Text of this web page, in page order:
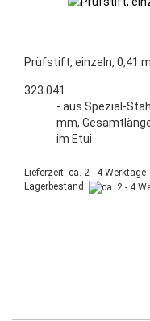
Prüfstift, einzeln, 0,41
323.041
- aus Spezial-
mm,
im Etui
Lieferzeit: ca. 2 - 4 Werktage
Lagerbestand: